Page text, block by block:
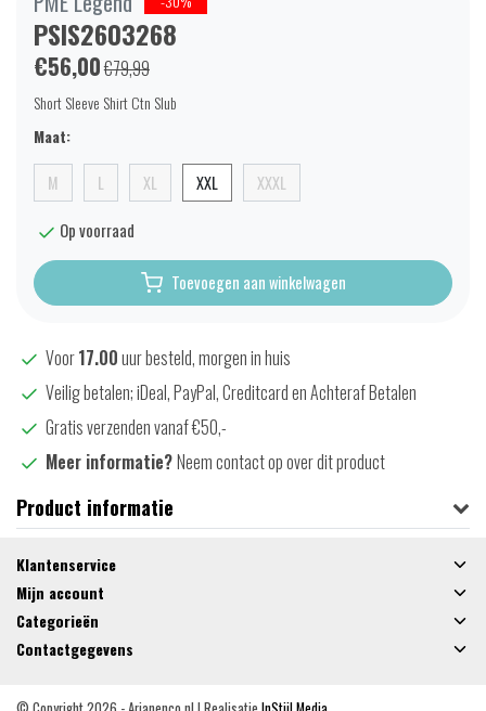
PSIS2603268
€56,00€79,99
Short Sleeve Shirt Ctn Slub
Maat:
M L XL XXL XXXL
Op voorraad
Toevoegen aan winkelwagen
Voor17.00uur besteld, morgen in huis
Veilig betalen; iDeal, PayPal, Creditcard en Achteraf Betalen
Gratis verzenden vanaf €50,-
Meer informatie?Neem contact op over dit product
Product informatie
Klantenservice
Mijn account
Categorieën
Contactgegevens